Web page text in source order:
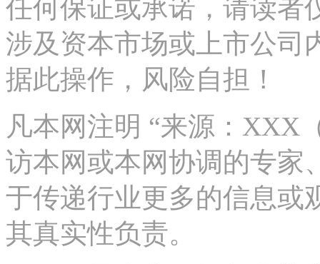
任何保证或承诺，请读者
涉及资本市场或上市公司
据此操作，风险自担！
凡本网注明 “来源：XXX
访本网或本网协调的专家
于传递行业更多的信息或
其真实性负责。